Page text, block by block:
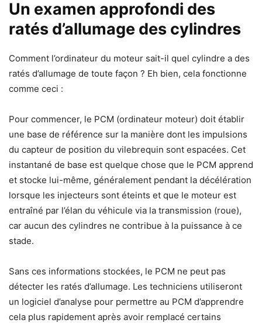
Un examen approfondi des
ratés d’allumage des cylindres
Comment l’ordinateur du moteur sait-il quel cylindre a des
ratés d’allumage de toute façon ? Eh bien, cela fonctionne
comme ceci :
Pour commencer, le PCM (ordinateur moteur) doit établir
une base de référence sur la manière dont les impulsions
du capteur de position du vilebrequin sont espacées. Cet
instantané de base est quelque chose que le PCM apprend
et stocke lui-même, généralement pendant la décélération
lorsque les injecteurs sont éteints et que le moteur est
entraîné par l’élan du véhicule via la transmission (roue),
car aucun des cylindres ne contribue à la puissance à ce
stade.
Sans ces informations stockées, le PCM ne peut pas
détecter les ratés d’allumage. Les techniciens utiliseront
un logiciel d’analyse pour permettre au PCM d’apprendre
cela plus rapidement après avoir remplacé certains